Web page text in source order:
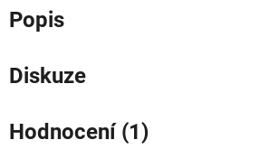
Popis
Diskuze
Hodnocení (1)